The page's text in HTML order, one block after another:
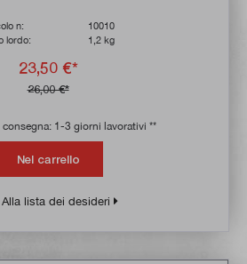
n:
10010
lordo:
1,2 kg
23,50 €*
26,00 €*
consegna: 1-3 giorni lavorativi **
Nel carrello
Alla lista dei desideri